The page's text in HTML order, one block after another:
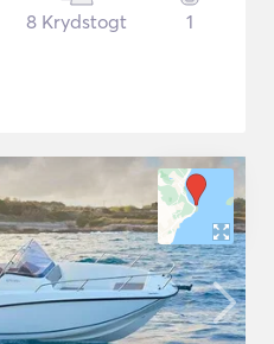
8 Krydstogt 1